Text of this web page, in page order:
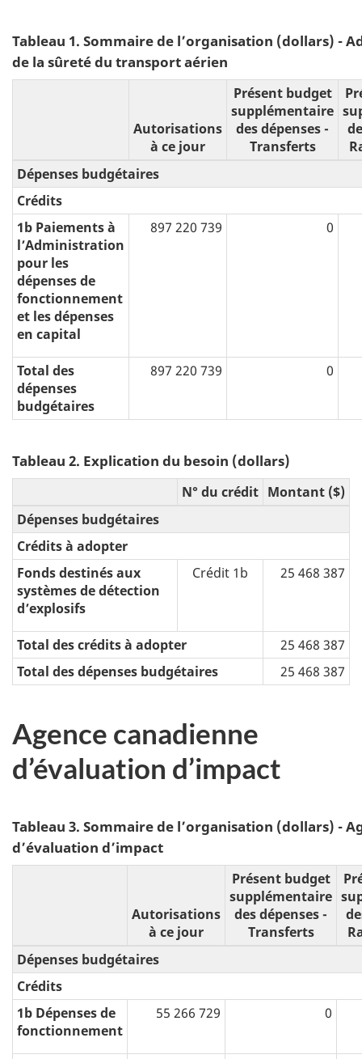
Tableau 1. Sommaire de l’organisation (dollars) -
de la sûreté du transport aérien
Autorisations
à ce jour
Présent budget
supplémentaire
des dépenses -
Transferts
Dépenses budgétaires
Crédits
1b Paiements à
l’Administration
pour les
dépenses de
fonctionnement
et les dépenses
en capital
897 220 739 0
Total des
dépenses
budgétaires
897 220 739 0
Tableau 2. Explication du besoin (dollars)
N° du crédit Montant ($)
Dépenses budgétaires
Crédits à adopter
Fonds destinés aux
systèmes de détection
d’explosifs
Crédit 1b 25 468 387
Total des crédits à adopter
25 468 387
Total des dépenses budgétaires
25 468 387
Agence canadienne
d’évaluation d’impact
Tableau 3. Sommaire de l’organisation (dollars) -
d’évaluation d’impact
Autorisations
à ce jour
Présent budget
supplémentaire
des dépenses -
Transferts
Dépenses budgétaires
Crédits
1b Dépenses de
fonctionnement
55 266 729 0